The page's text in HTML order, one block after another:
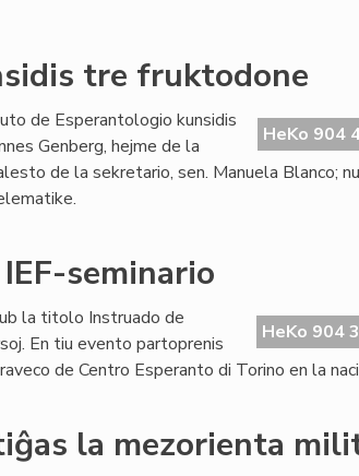
tre fruktodone
HeKo 904
de Esperantologio kunsidis
Genberg, hejme de la
de la sekretario, sen. Manuela Blanco;
seminario
HeKo 904
la titolo Instruado de
En tiu evento partoprenis
de Centro Esperanto di Torino en la
la mezorienta